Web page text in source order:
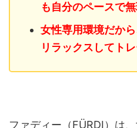
も自分のペースで
女性専用環境だか
リラックスしてト
ファディー（FÜRDI）は